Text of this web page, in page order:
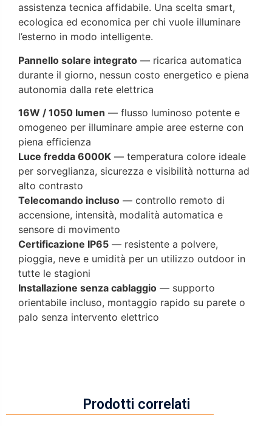
assistenza tecnica affidabile. Una scelta smart,
ecologica ed economica per chi vuole illuminare
l’esterno in modo intelligente.
Pannello solare integrato — ricarica automatica
durante il giorno, nessun costo energetico e piena
autonomia dalla rete elettrica
16W / 1050 lumen — flusso luminoso potente e
omogeneo per illuminare ampie aree esterne con
piena efficienza
Luce fredda 6000K — temperatura colore ideale
per sorveglianza, sicurezza e visibilità notturna ad
alto contrasto
Telecomando incluso — controllo remoto di
accensione, intensità, modalità automatica e
sensore di movimento
Certificazione IP65 — resistente a polvere,
pioggia, neve e umidità per un utilizzo outdoor in
tutte le stagioni
Installazione senza cablaggio — supporto
orientabile incluso, montaggio rapido su parete o
palo senza intervento elettrico
Prodotti correlati